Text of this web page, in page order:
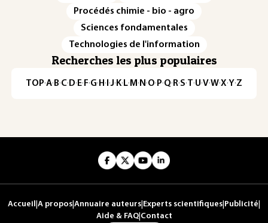
Procédés chimie - bio - agro
Sciences fondamentales
Technologies de l'information
Recherches les plus populaires
TOP·A·B·C· D· E· F·G· H · ·J· K· L· M · N ·O· P·Q· R·S·T·U·V·W·X·Y·Z
Accueil A propos Annuaire auteurs Experts scientifiques Publicité
Aide & FAQ| Contact